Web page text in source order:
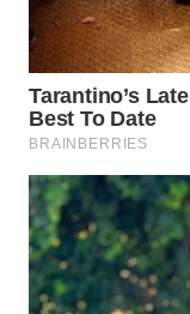
WN
PURWAKARTA
WN
TIMUR
WN
SEMARANG